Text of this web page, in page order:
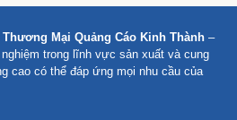
Mại Quảng Cáo Kinh Thành –
trong lĩnh vực sản xuất và cung
cao có thể đáp ứng mọi nhu cầu của